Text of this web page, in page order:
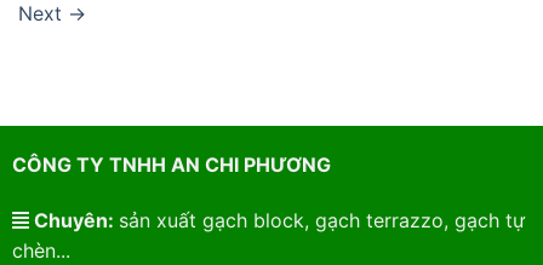
Next →
CÔNG TY TNHH AN CHI PHƯƠNG
Chuyên: sản xuất gạch block, gạch terrazzo, gạch tự
chèn...